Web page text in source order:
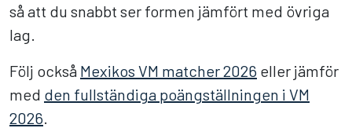
så att du snabbt ser formen jämfört med övriga
lag.
Följ också Mexikos VM matcher 2026 eller jämför
med den fullständiga poängställningen i VM
2026